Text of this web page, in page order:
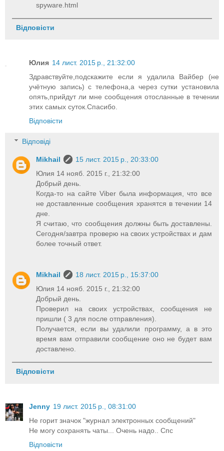
spyware.html
Відповісти
Юлия 14 лист. 2015 р., 21:32:00
Здравствуйте,подскажите если я удалила Вайбер (не
учётную запись) с телефона,а через сутки установила
опять,прийдут ли мне сообщения отосланные в течении
этих самых суток.Спасибо.
Відповісти
Відповіді
Mikhail
15 лист. 2015 р., 20:33:00
Юлия 14 нояб. 2015 г., 21:32:00
Добрый день.
Когда-то на сайте Viber была информация, что все
не доставленные сообщения хранятся в течении 14
дне.
Я считаю, что сообщения должны быть доставлены.
Сегодня/завтра проверю на своих устройствах и дам
более точный ответ.
Mikhail
18 лист. 2015 р., 15:37:00
Юлия 14 нояб. 2015 г., 21:32:00
Добрый день.
Проверил на своих устройствах, сообщения не
пришли ( 3 для после отправления).
Получается, если вы удалили программу, а в это
время вам отправили сообщение оно не будет вам
доставлено.
Відповісти
Jenny 19 лист. 2015 р., 08:31:00
Не горит значок "журнал электронных сообщений"
Не могу сохранять чаты... Очень надо.. Спс
Відповісти